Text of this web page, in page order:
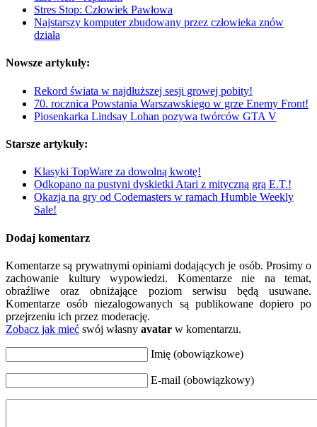
Stres Stop: Człowiek Pawłowa
Najstarszy komputer zbudowany przez człowieka znów
działa
Nowsze artykuły:
Rekord świata w najdłuższej sesji growej pobity!
70. rocznica Powstania Warszawskiego w grze Enemy Front!
Piosenkarka Lindsay Lohan pozywa twórców GTA V
Starsze artykuły:
Klasyki TopWare za dowolną kwotę!
Odkopano na pustyni dyskietki Atari z mityczną grą E.T.!
Okazja na gry od Codemasters w ramach Humble Weekly
Sale!
Dodaj komentarz
Komentarze są prywatnymi opiniami dodających je osób. Prosimy o
zachowanie kultury wypowiedzi. Komentarze nie na temat,
obraźliwe oraz obniżające poziom serwisu będą usuwane.
Komentarze osób niezalogowanych są publikowane dopiero po
przejrzeniu ich przez moderację.
Zobacz jak mieć swój własny avatar w komentarzu.
Imię (obowiązkowe)
E-mail (obowiązkowy)